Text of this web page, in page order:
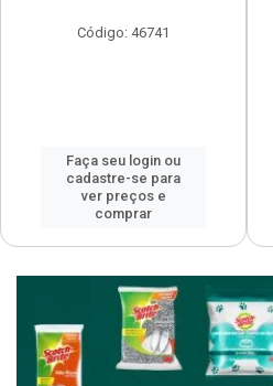
Código: 46741
Faça seu login ou
cadastre-se para
ver preços e
comprar